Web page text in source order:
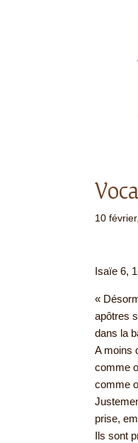
10
Isaïe 6,
«
apôtres
dans la
A moins
comme
comme
prise,
Ils sont